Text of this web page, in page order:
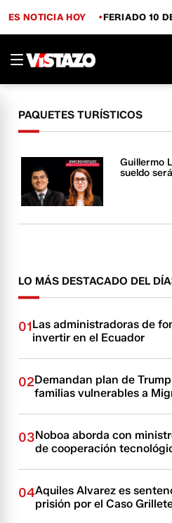
ES NOTICIA HOY FERIADO 10
PAQUETES TURÍSTICOS
Guillermo
sueldo
LO MÁS DESTACADO DEL DÍA
01Las administradoras de
invertir en el Ecuador
02Demandan plan de
familias vulnerables a
03Noboa aborda con
de cooperación
04Aquiles Alvarez es
prisión por el Caso